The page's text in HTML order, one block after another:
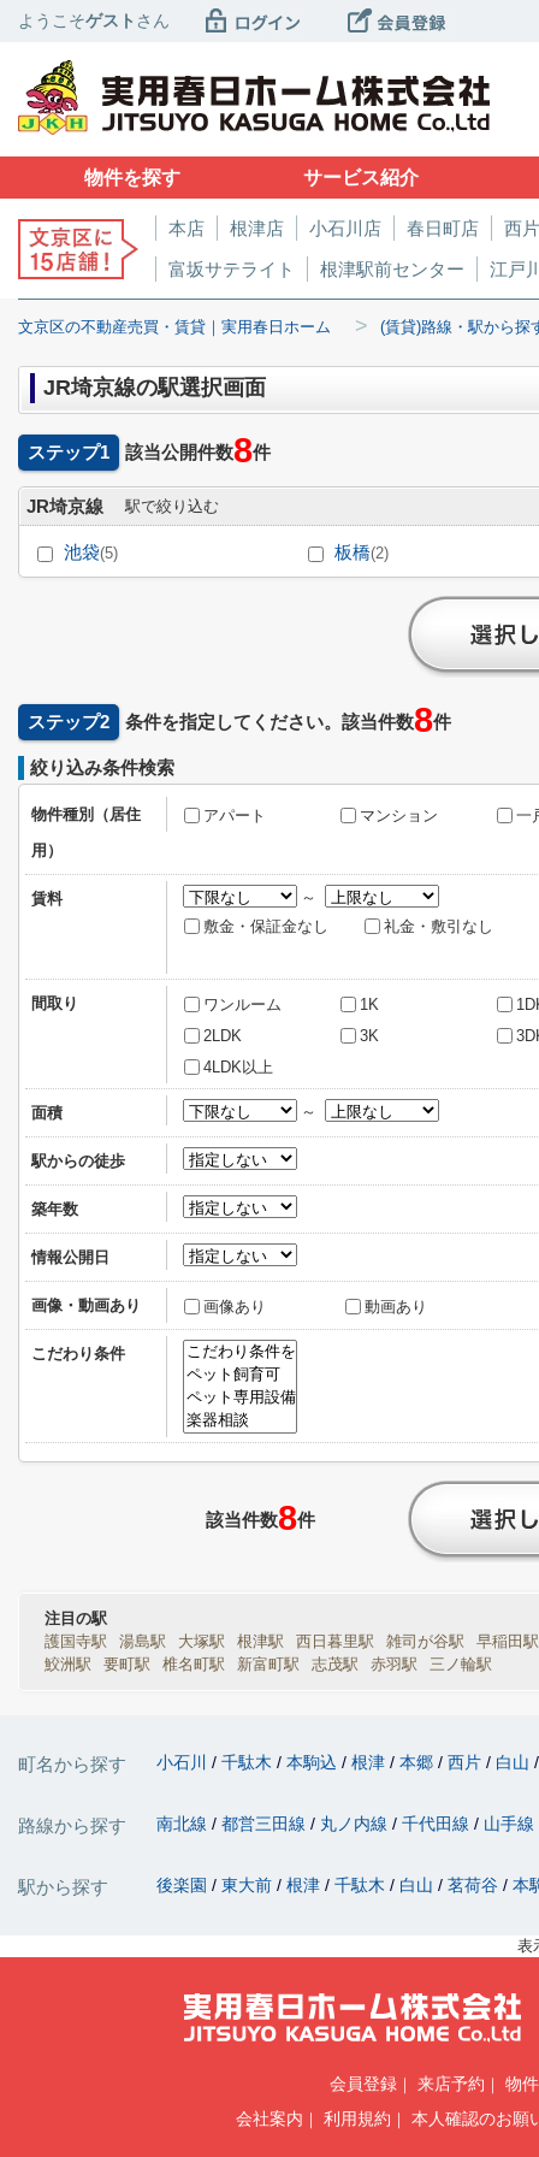
ようこそゲスト さん
物件を探す サービス紹介
本店 根津店 小石川店 春日町店
西
富坂サテライト
根津駅前センター 江戸
文京区の不動産売買・賃貸｜実用春日ホーム > (賃貸)路線・駅から探
JR埼京線の駅選択画面
ステップ1 該当公開件数8件
JR埼京線 駅で絞り込む
池袋(5) 板橋(2)
ステップ2 条件を指定してください。該当件数8件
絞り込み条件検索
物件種別（居住
用）
アパート マンション 一
賃料
～
敷金・保証金なし
礼金・敷引なし
間取り ワンルーム 1K
2LDK
3K
4LDK以上
面積 ～
駅からの徒歩
築年数
情報公開日
画像・動画あり 画像あり 動画あり
こだわり条件
該当件数8件
注目の駅
護国寺駅
湯島駅 大塚駅 根津駅 西日暮里駅 雑司が谷駅
早稲田駅
鮫洲駅
要町駅 椎名町駅 新富町駅 志茂駅 赤羽駅 三ノ輪駅
町名から探す 小石川 千駄木 本駒込 根津 本郷 西片 白山
路線から探す 南北線 都営三田線 丸ノ内線 千代田線 山手線
駅から探す 後楽園 東大前 根津 千駄木 白山 茗荷谷 本
表
会員登録 来店予約
物
会社案内
利用規約 本人確認のお願